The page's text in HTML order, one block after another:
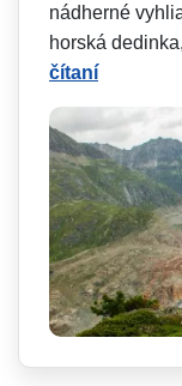
nádherné
horská
čítaní